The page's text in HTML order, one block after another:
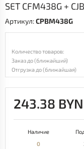
SET CFM438G +
Артикул:CPBM438G
Количество товаров:
Заказ до (ближайший)
Отгрузка до (ближайшая)
243.38 BYN
Наличие
0